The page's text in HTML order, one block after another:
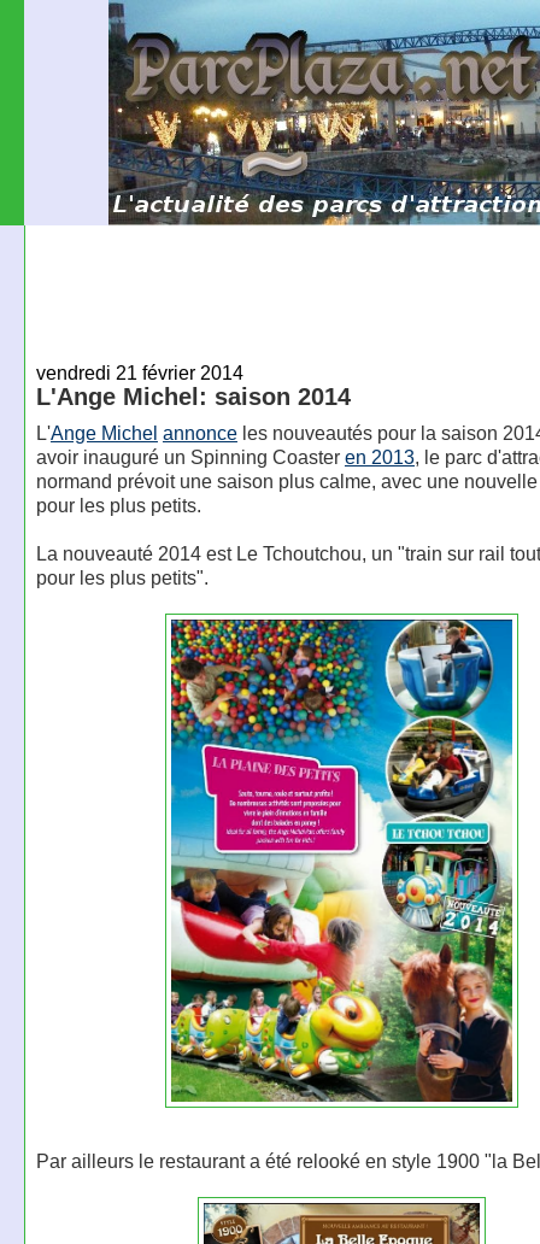
vendredi 21 février 2014
L'Ange Michel: saison 2014
L'Ange Michel annonceles nouveautés pour la saison
avoir inauguré un Spinning Coaster en 2013, le parc
normand prévoit une saison plus calme, avec une
pour les plus petits.
La nouveauté 2014 est Le Tchoutchou, un "train sur rail
pour les plus petits".
Par ailleurs le restaurant a été relooké en style 1900 "la